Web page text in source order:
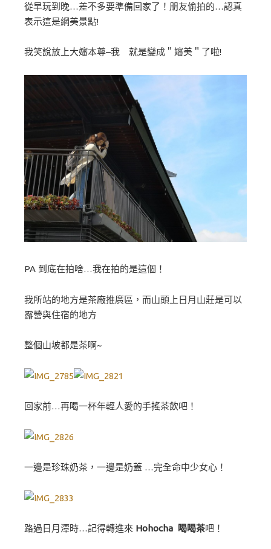
從早玩到晚…差不多要準備回家了！朋友偷拍的…認真
表示這是網美景點!
我笑說放上大嬸本尊–我 就是變成＂嬸美＂了啦!
PA 到底在拍啥…我在拍的是這個！
我所站的地方是茶廠推廣區，而山頭上日月山莊是可以
露營與住宿的地方
整個山坡都是茶啊~
回家前…再喝一杯年輕人愛的手搖茶飲吧！
一邊是珍珠奶茶，一邊是奶蓋 …完全命中少女心！
路過日月潭時…記得轉進來 Hohocha 喝喝茶吧！